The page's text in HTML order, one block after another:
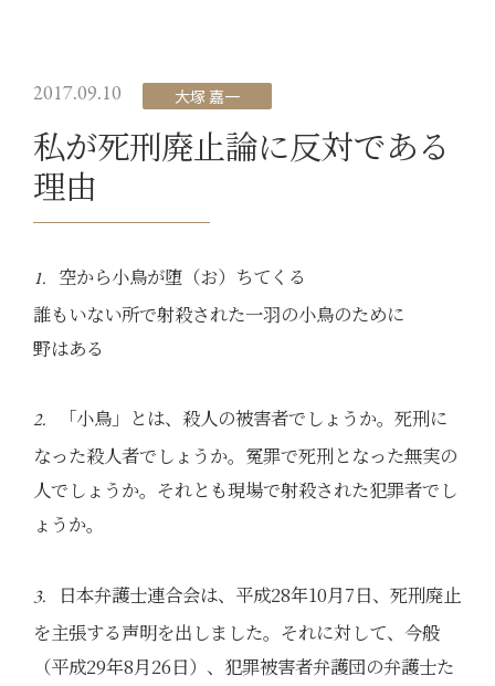
2017.09.10 大塚 嘉一
私が死刑廃止論に反対である
理由
1. 空から小鳥が堕（お）ちてくる
誰もいない所で射殺された一羽の小鳥のために
野はある
2.
「小鳥」とは、殺人の被害者でしょうか。死刑に
なった殺人者でしょうか。冤罪で死刑となった無実の
人でしょうか。それとも現場で射殺された犯罪者でし
ょうか。
3.
日本弁護士連合会は、平成28年10月7日、死刑廃止
を主張する声明を出しました。それに対して、今般
（平成29年8月26日）、犯罪被害者弁護団の弁護士た